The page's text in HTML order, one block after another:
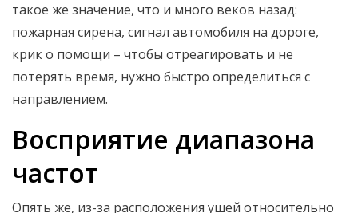
такое же значение, что и много веков назад:
пожарная сирена, сигнал автомобиля на дороге,
крик о помощи – чтобы отреагировать и не
потерять время, нужно быстро определиться с
направлением.
Восприятие диапазона
частот
Опять же, из-за расположения ушей относительно